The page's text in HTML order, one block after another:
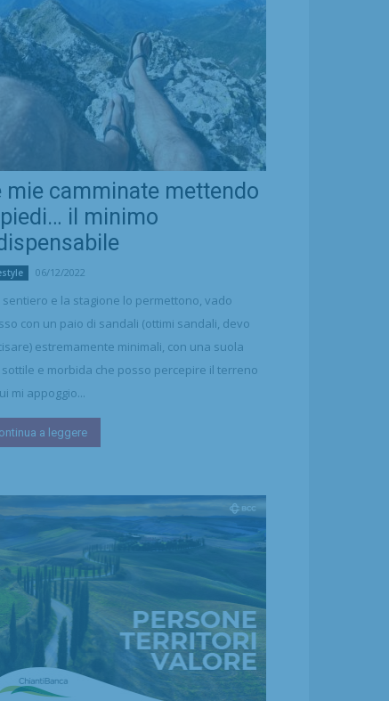
mie camminate mettendo
il minimo
06/12/2022
sentiero e la stagione lo permettono, vado
con un paio di sandali (ottimi sandali, devo
estremamente minimali, con una suola
sottile e morbida che posso percepire il terreno
mi appoggio...
a leggere